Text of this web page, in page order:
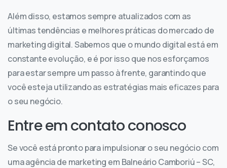
Além disso, estamos sempre atualizados com as
últimas tendências e melhores práticas do mercado de
marketing digital. Sabemos que o mundo digital está em
constante evolução, e é por isso que nos esforçamos
para estar sempre um passo à frente, garantindo que
você esteja utilizando as estratégias mais eficazes para
o seu negócio.
Entre em contato conosco
Se você está pronto para impulsionar o seu negócio com
uma agência de marketing em Balneário Camboriú – SC,